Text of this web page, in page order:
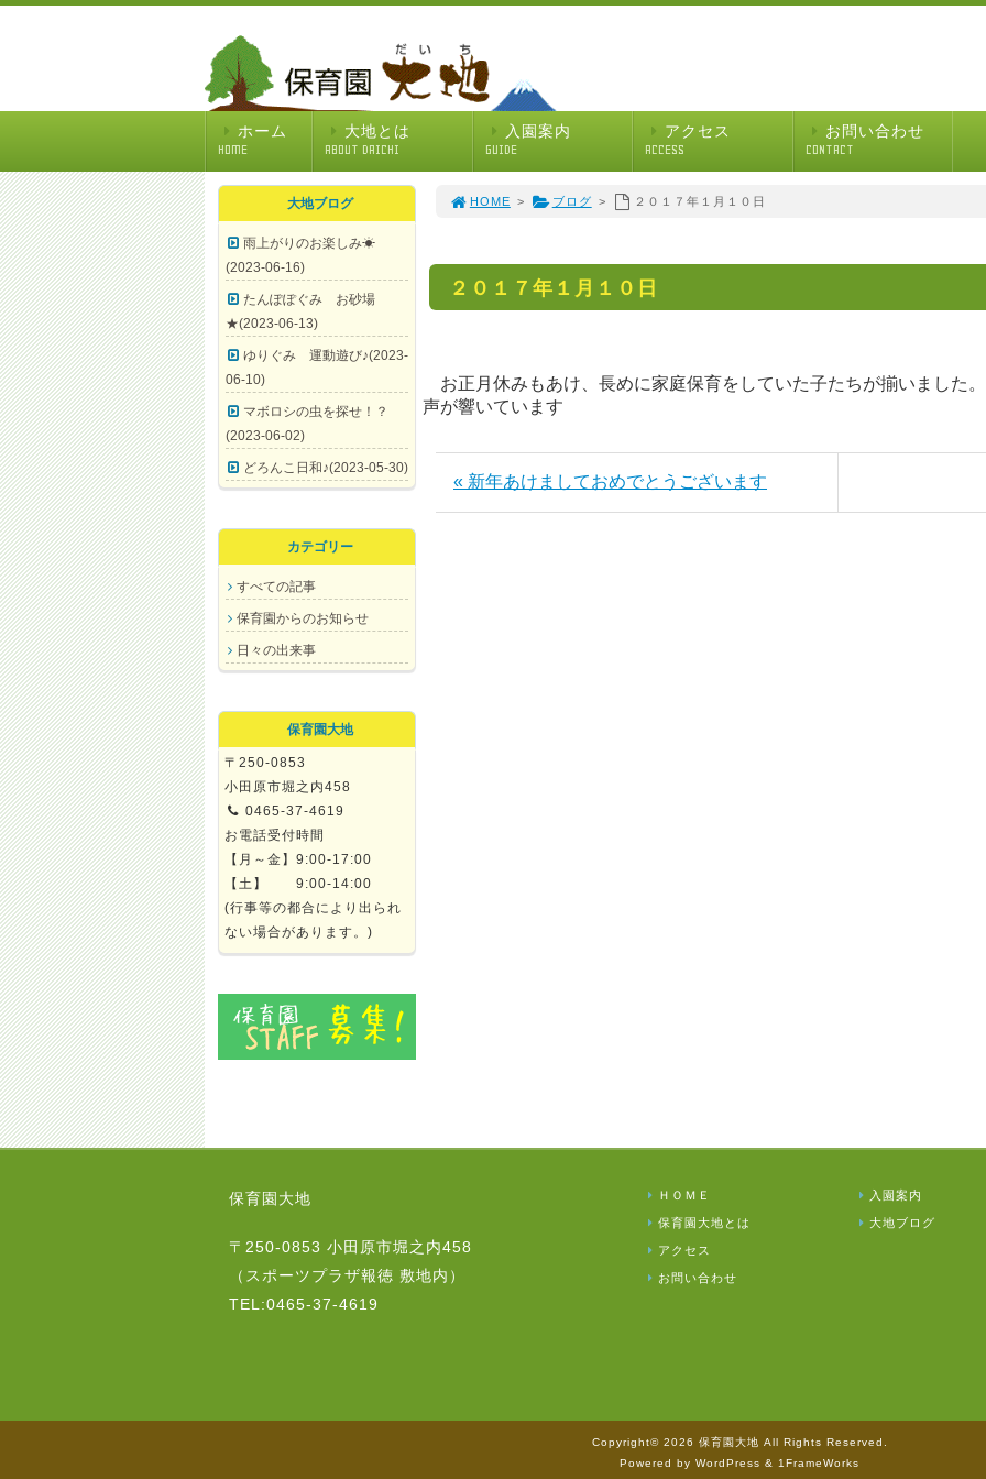
ホーム
HOME
大地とは
ABOUT DAICHI
入園案内
GUIDE
アクセス
ACCESS
お問い合わせ
CONTACT
HOME > ブログ > ２０１７年１月１０日
２０１７年１月１０日
お正月休みもあけ、長めに家庭保育をしていた子たちが揃いました
声が響いています
« 新年あけましておめでとうございます
大地ブログ
雨上がりのお楽しみ☀
(2023-06-16)
たんぽぽぐみ お砂場
★(2023-06-13)
ゆりぐみ 運動遊び♪(2023-
06-10)
マボロシの虫を探せ！？
(2023-06-02)
どろんこ日和♪(2023-05-30)
カテゴリー
すべての記事
保育園からのお知らせ
日々の出来事
保育園大地
〒250-0853
小田原市堀之内458
0465-37-4619
お電話受付時間
【月～金】9:00-17:00
【土】 9:00-14:00
(行事等の都合により出られ
ない場合があります。)
保育園大地
〒250-0853 小田原市堀之内458
（スポーツプラザ報徳 敷地内）
TEL:0465-37-4619
ＨＯＭＥ
保育園大地とは
アクセス
お問い合わせ
入園案内
大地ブログ
Copyright© 2026 保育園大地 All Rights Reserved.
Powered by WordPress & 1FrameWorks